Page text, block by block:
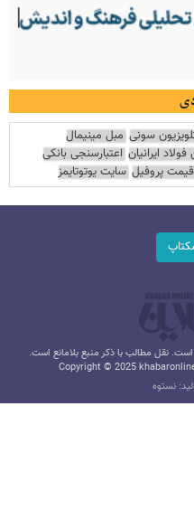
سونی مبل مینیمال
ایرانیان اعتبارسنجی بانکی
قیمت پروفیل سایت یوتوتایمز
نقل مطالب با ذکر منبع بلامانع است.
Copyright © 2025
نستوه